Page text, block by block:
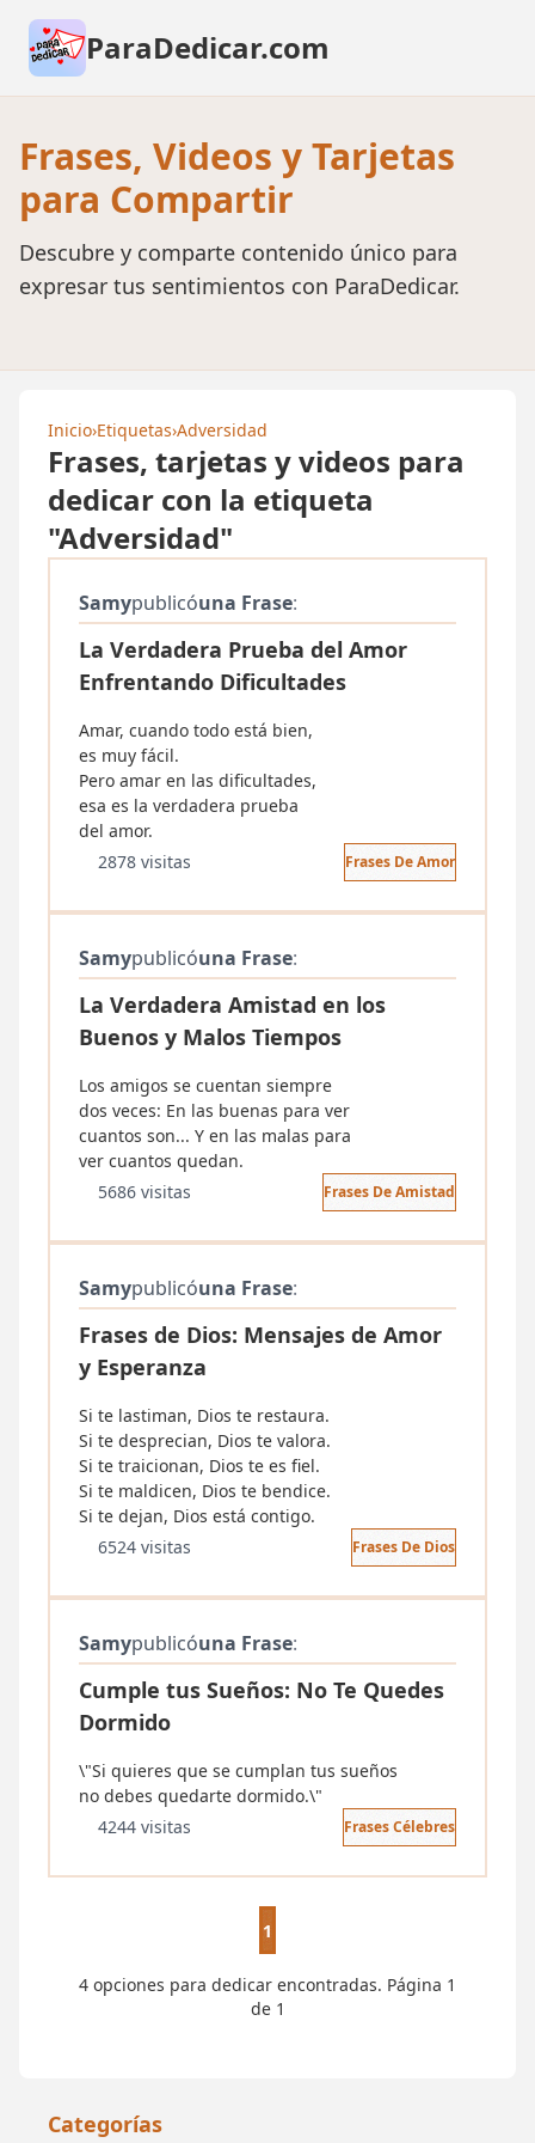
ParaDedicar.com
Frases, Videos y Tarjetas
para Compartir
Descubre y comparte contenido único para
expresar tus sentimientos con ParaDedicar.
Categorías
Inicio›Etiquetas›Adversidad
Frases, tarjetas y videos para
dedicar con la etiqueta
"Adversidad"
Samypublicóuna Frase:
La Verdadera Prueba del Amor
Enfrentando Dificultades
Amar, cuando todo está bien,
es muy fácil.
Pero amar en las dificultades,
esa es la verdadera prueba
del amor.
2878 visitas
Frases De Amor
Samypublicóuna Frase:
La Verdadera Amistad en los
Buenos y Malos Tiempos
Los amigos se cuentan siempre
dos veces: En las buenas para ver
cuantos son... Y en las malas para
ver cuantos quedan.
5686 visitas
Frases De Amistad
Samypublicóuna Frase:
Frases de Dios: Mensajes de Amor
y Esperanza
Si te lastiman, Dios te restaura.
Si te desprecian, Dios te valora.
Si te traicionan, Dios te es fiel.
Si te maldicen, Dios te bendice.
Si te dejan, Dios está contigo.
6524 visitas
Frases De Dios
Samypublicóuna Frase:
Cumple tus Sueños: No Te Quedes
Dormido
\"Si quieres que se cumplan tus sueños
no debes quedarte dormido.\"
4244 visitas
Frases Célebres
1
4 opciones para dedicar encontradas. Página 1
de 1